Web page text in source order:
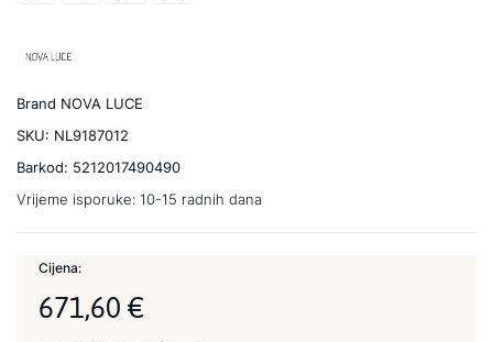
Brand NOVA LUCE
SKU: NL9187012
Barkod: 5212017490490
Vrijeme isporuke: 10-15 radnih dana
Cijena:
671,60 €